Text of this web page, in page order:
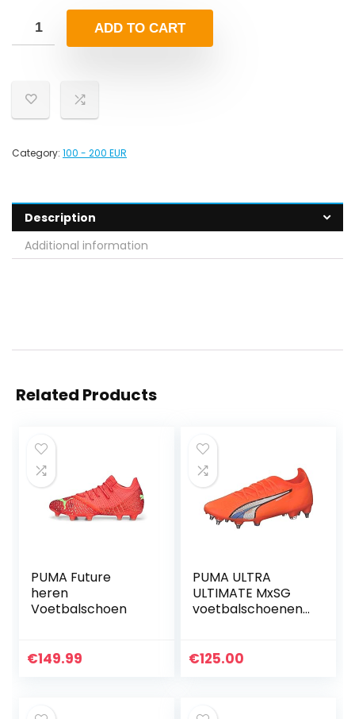
ADD TO CART
Category: 100 - 200 EUR
Description
Additional information
Related Products
PUMA Future
heren
Voetbalschoen
€149.99
PUMA ULTRA
ULTIMATE MxSG
voetbalschoenen
€125.00